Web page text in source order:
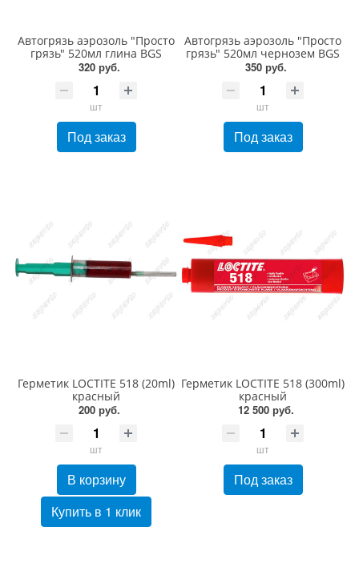
Автогрязь аэрозоль "Просто
грязь" 520мл глина BGS
320 руб.
шт
Под заказ
Автогрязь аэрозоль "Просто
грязь" 520мл чернозем BGS
350 руб.
шт
Под заказ
Герметик LOCTITE 518 (20ml)
красный
200 руб.
шт
В корзину
Купить в 1 клик
Герметик LOCTITE 518 (300ml)
красный
12 500 руб.
шт
Под заказ